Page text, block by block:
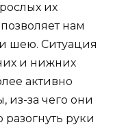
их
нам
шею. Ситуация
и нижних
активно
из-за чего они
разогнуть руки